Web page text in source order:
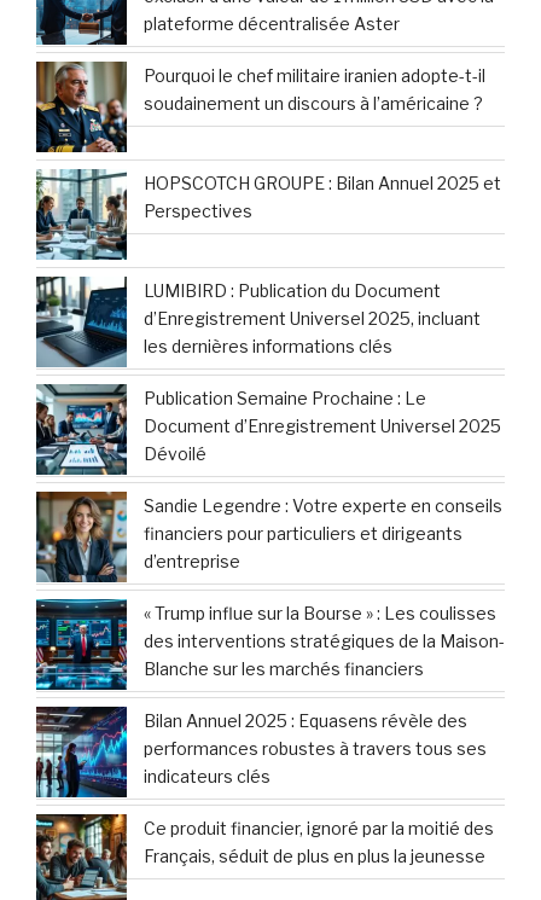
plateforme décentralisée Aster
Pourquoi le chef militaire iranien adopte-t-il
soudainement un discours à l’américaine ?
HOPSCOTCH GROUPE : Bilan Annuel 2025 et
Perspectives
LUMIBIRD : Publication du Document
d’Enregistrement Universel 2025, incluant
les dernières informations clés
Publication Semaine Prochaine : Le
Document d’Enregistrement Universel 2025
Dévoilé
Sandie Legendre : Votre experte en conseils
financiers pour particuliers et dirigeants
d’entreprise
« Trump influe sur la Bourse » : Les coulisses
des interventions stratégiques de la Maison-
Blanche sur les marchés financiers
Bilan Annuel 2025 : Equasens révèle des
performances robustes à travers tous ses
indicateurs clés
Ce produit financier, ignoré par la moitié des
Français, séduit de plus en plus la jeunesse